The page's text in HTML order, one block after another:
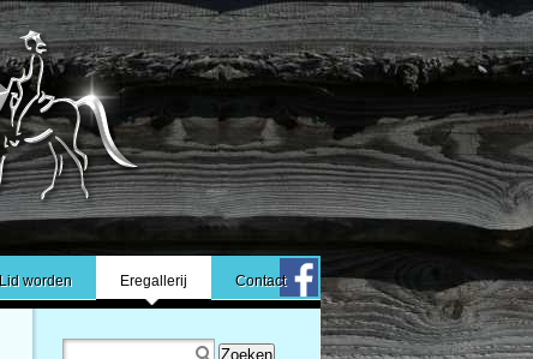
Lid worden Eregallerij Contact